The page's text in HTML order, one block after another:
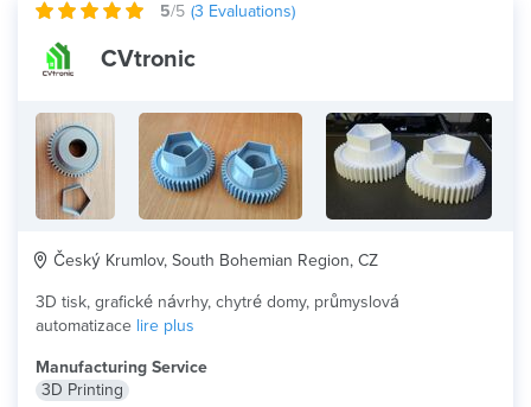
5/5 (3 Evaluations)
CVtronic
Český Krumlov, South Bohemian Region, CZ
3D tisk, grafické návrhy, chytré domy, průmyslová
automatizace lire plus
Manufacturing Service
3D Printing